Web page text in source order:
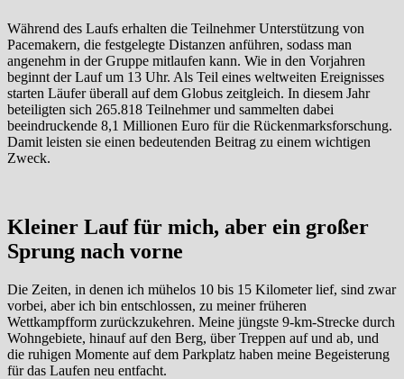
Während des Laufs erhalten die Teilnehmer Unterstützung von
Pacemakern, die festgelegte Distanzen anführen, sodass man
angenehm in der Gruppe mitlaufen kann. Wie in den Vorjahren
beginnt der Lauf um 13 Uhr. Als Teil eines weltweiten Ereignisses
starten Läufer überall auf dem Globus zeitgleich. In diesem Jahr
beteiligten sich 265.818 Teilnehmer und sammelten dabei
beeindruckende 8,1 Millionen Euro für die Rückenmarksforschung.
Damit leisten sie einen bedeutenden Beitrag zu einem wichtigen
Zweck.
Kleiner Lauf für mich, aber ein großer
Sprung nach vorne
Die Zeiten, in denen ich mühelos 10 bis 15 Kilometer lief, sind zwar
vorbei, aber ich bin entschlossen, zu meiner früheren
Wettkampfform zurückzukehren. Meine jüngste 9-km-Strecke durch
Wohngebiete, hinauf auf den Berg, über Treppen auf und ab, und
die ruhigen Momente auf dem Parkplatz haben meine Begeisterung
für das Laufen neu entfacht.